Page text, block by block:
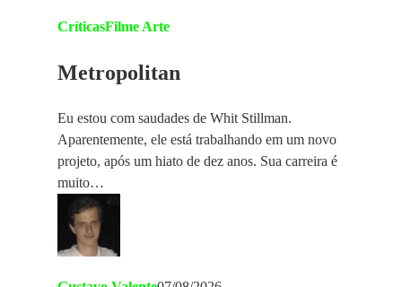
CríticasFilme Arte
Metropolitan
Eu estou com saudades de Whit Stillman.
Aparentemente, ele está trabalhando em um novo
projeto, após um hiato de dez anos. Sua carreira é
muito…